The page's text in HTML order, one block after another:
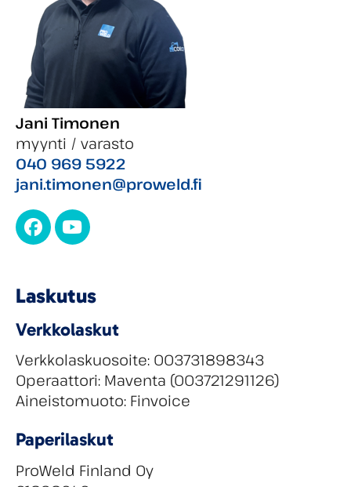
Jani Timonen
myynti / varasto
040 969 5922
jani.timonen@proweld.fi
Facebook
YouTube
Laskutus
Verkkolaskut
Verkkolaskuosoite: 003731898343
Operaattori: Maventa (003721291126)
Aineistomuoto: Finvoice
Paperilaskut
ProWeld Finland Oy